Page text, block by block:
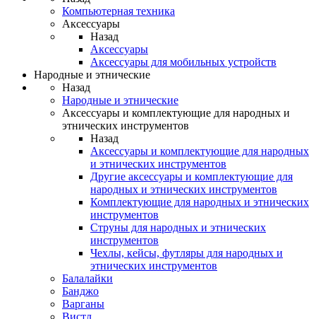
Компьютерная техника
Аксессуары
Назад
Аксессуары
Аксессуары для мобильных устройств
Народные и этнические
Назад
Народные и этнические
Аксессуары и комплектующие для народных и
этнических инструментов
Назад
Аксессуары и комплектующие для народных
и этнических инструментов
Другие аксессуары и комплектующие для
народных и этнических инструментов
Комплектующие для народных и этнических
инструментов
Струны для народных и этнических
инструментов
Чехлы, кейсы, футляры для народных и
этнических инструментов
Балалайки
Банджо
Варганы
Вистл